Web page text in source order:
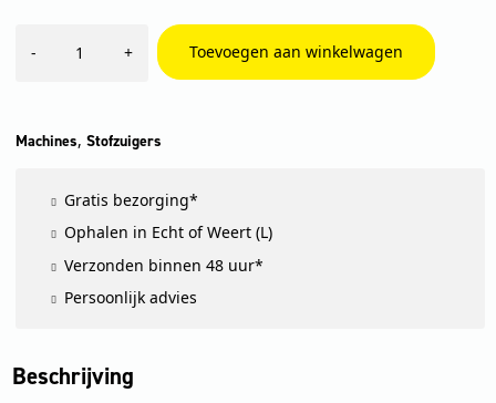
-
3/1
+ Toevoegen aan winkelwagen
Machines, Stofzuigers
Gratis bezorging*
Ophalen in Echt of Weert (L)
Verzonden binnen 48 uur*
Persoonlijk advies
Beschrijving